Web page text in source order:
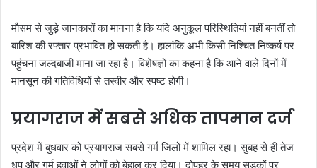
मौसम से जुड़े जानकारों का मानना है कि यदि अनुकूल परिस्थितियां नहीं बनतीं तो
बारिश की रफ्तार प्रभावित हो सकती है। हालांकि अभी किसी निश्चित निष्कर्ष पर
पहुंचना जल्दबाजी माना जा रहा है। विशेषज्ञों का कहना है कि आने वाले दिनों में
मानसून की गतिविधियों से तस्वीर और स्पष्ट होगी।
प्रयागराज में सबसे अधिक तापमान दर्ज
प्रदेश में बुधवार को प्रयागराज सबसे गर्म जिलों में शामिल रहा। सुबह से ही तेज
धूप और गर्म हवाओं ने लोगों को बेहाल कर दिया। दोपहर के समय सड़कों पर